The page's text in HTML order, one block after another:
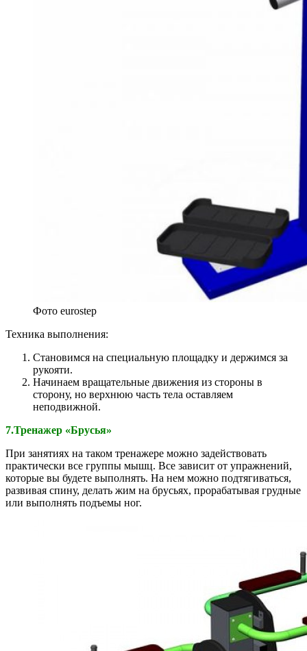
Фото eurostep
Техника выполнения:
Становимся на специальную площадку и держимся за
рукояти.
Начинаем вращательные движения из стороны в
сторону, но верхнюю часть тела оставляем
неподвижной.
7.Тренажер «Брусья»
При занятиях на таком тренажере можно задействовать
практически все группы мышц. Все зависит от упражнений,
которые вы будете выполнять. На нем можно подтягиваться,
развивая спину, делать жим на брусьях, прорабатывая грудные
или выполнять подъемы ног.